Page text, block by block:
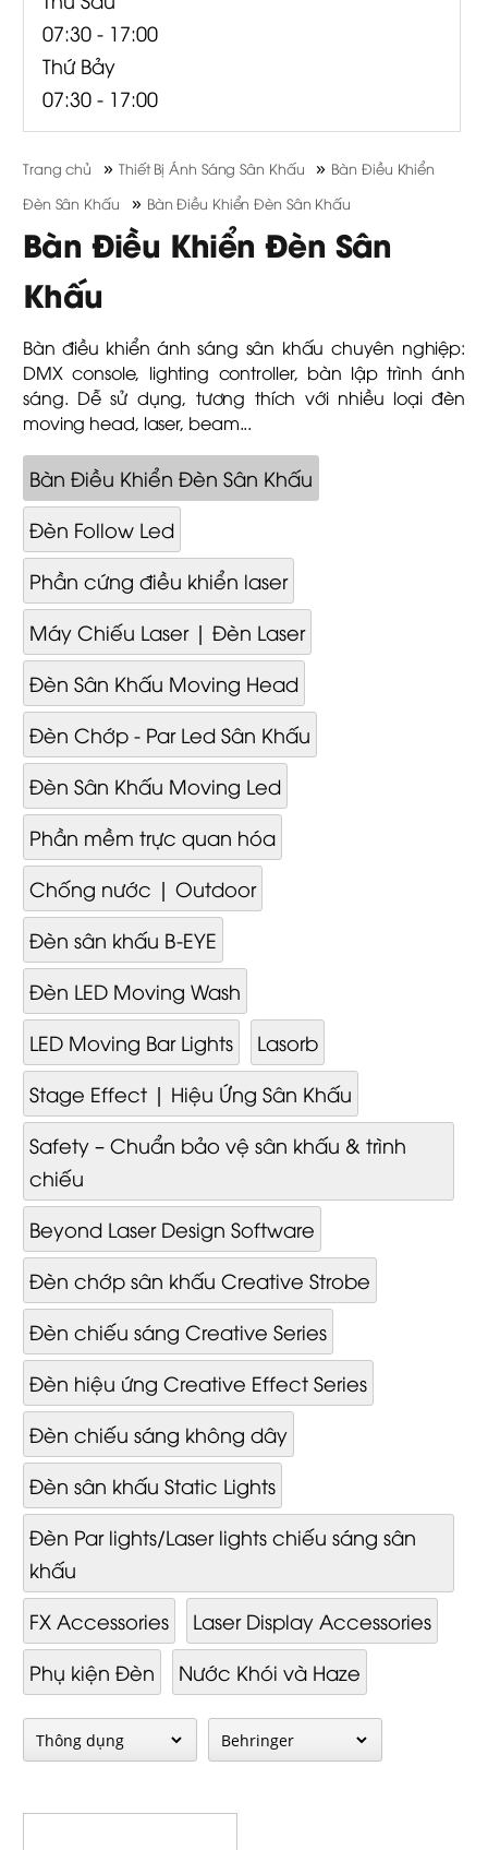
07:30 - 17:00
Thứ Bảy
07:30 - 17:00
Trang chủ »Thiết Bị Ánh Sáng Sân Khấu » Bàn Điều Khiển
Đèn Sân Khấu
» Bàn Điều Khiển Đèn Sân Khấu
Bàn Điều Khiển Đèn Sân
Khấu
Bàn điều khiển ánh sáng sân khấu chuyên nghiệp:
DMX console, lighting controller, bàn lập trình ánh
sáng. Dễ sử dụng, tương thích với nhiều loại đèn
moving head, laser, beam...
Bàn Điều Khiển Đèn Sân Khấu
Đèn Follow Led
Phần cứng điều khiển laser
Máy Chiếu Laser | Đèn Laser
Đèn Sân Khấu Moving Head
Đèn Chớp - Par Led Sân Khấu
Đèn Sân Khấu Moving Led
Phần mềm trực quan hóa
Chống nước | Outdoor
Đèn sân khấu B-EYE
Đèn LED Moving Wash
LED Moving Bar Lights
Lasorb
Stage Effect | Hiệu Ứng Sân Khấu
Safety – Chuẩn bảo vệ sân khấu & trình
chiếu
Beyond Laser Design Software
Đèn chớp sân khấu Creative Strobe
Đèn chiếu sáng Creative Series
Đèn hiệu ứng Creative Effect Series
Đèn chiếu sáng không dây
Đèn sân khấu Static Lights
Đèn Par lights/Laser lights chiếu sáng sân
khấu
FX Accessories
Laser Display Accessories
Phụ kiện Đèn
Nước Khói và Haze